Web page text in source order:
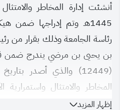
أنشئت إدارة المخاطر
1445هـ وتم إدراجها ضمن
رئاسة الجامعة وذلك بقرار من
بن يحيى بن مرضي يندرج ضمن
المخاطر والامتثال واستمرارية
الخطـط، السياسات، الوثائق،
إظهار المزيد